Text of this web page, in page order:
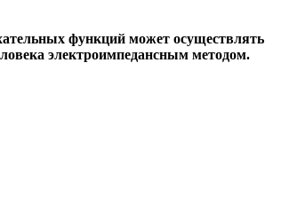
функций может осуществлять
электроимпедансным методом.